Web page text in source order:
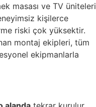
masası ve TV üniteleri
kişilerce
riski çok yüksektir.
montaj ekipleri, tüm
ekipmanlarla